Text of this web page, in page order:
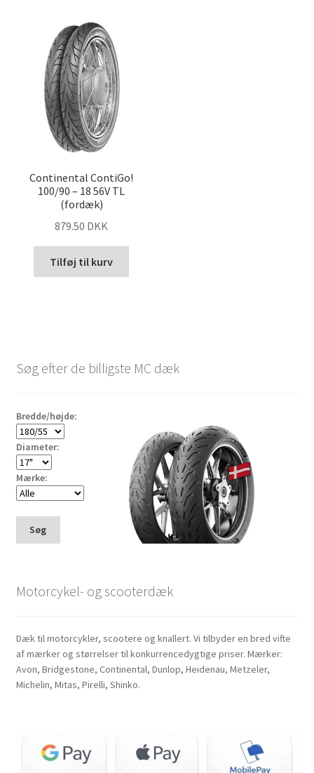
Continental ContiGo!
100/90 – 18 56V TL
(fordæk)
879.50 DKK
Tilføj til kurv
Søg efter de billigste MC dæk
Bredde/højde:
Diameter:
Mærke:
Søg
Motorcykel- og scooterdæk
Dæk til motorcykler, scootere og knallert. Vi tilbyder en bred vifte
af mærker og størrelser til konkurrencedygtige priser. Mærker:
Avon, Bridgestone, Continental, Dunlop, Heidenau, Metzeler,
Michelin, Mitas, Pirelli, Shinko.